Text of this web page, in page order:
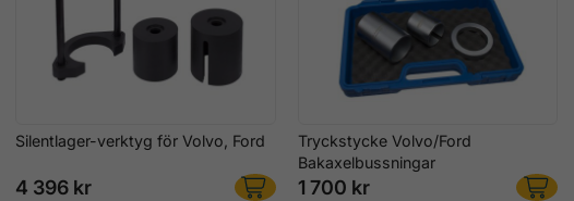
Silentlager-verktyg för Volvo, Ford
4 396 kr
Tryckstycke Volvo/Ford
Bakaxelbussningar
1 700 kr